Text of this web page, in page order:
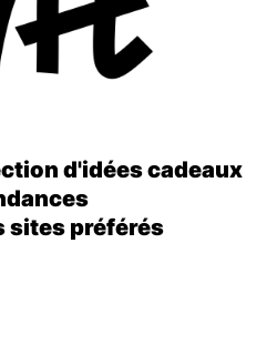
d'idées cadeaux
sites préférés